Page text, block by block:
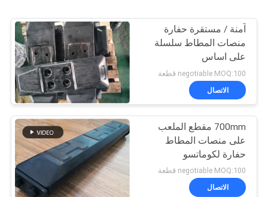
آمنة / مستقرة حفارة
منصات المطاط سلسلة
على اساس
negotiable MOQ:100 قطعة
الاتصال
700mm مقطع الملعب
على منصات المطاط
حفارة لكوماتسو
negotiable MOQ:100 قطعة
الاتصال